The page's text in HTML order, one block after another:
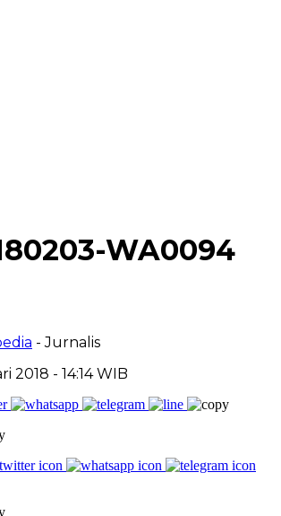
WA0094
- Jurnalis
2018 - 14:14 WIB